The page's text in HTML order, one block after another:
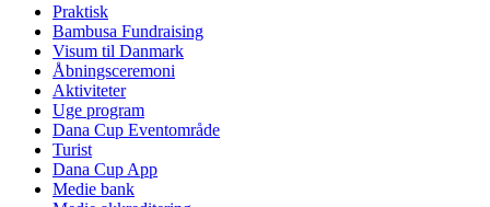
Praktisk
Bambusa Fundraising
Visum til Danmark
Åbningsceremoni
Aktiviteter
Uge program
Dana Cup Eventområde
Turist
Dana Cup App
Medie bank